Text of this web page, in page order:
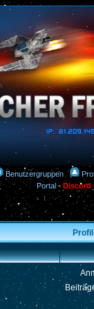
Benutzergruppen
Portal-Discord